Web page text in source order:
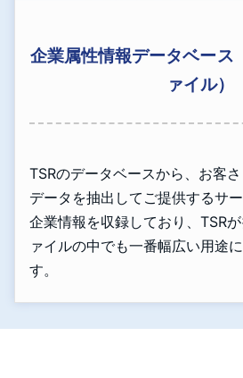
企業属性情報データベース
ァイル）
TSRのデータベースから、お客
データを抽出してご提供するサ
企業情報を収録しており、TSR
ァイルの中でも一番幅広い用途
す。